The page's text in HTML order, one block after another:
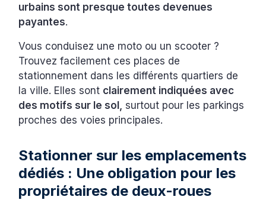
urbains sont presque toutes devenues
payantes.
Vous conduisez une moto ou un scooter ?
Trouvez facilement ces places de
stationnement dans les différents quartiers de
la ville. Elles sont clairement indiquées avec
des motifs sur le sol, surtout pour les parkings
proches des voies principales.
Stationner sur les emplacements
dédiés : Une obligation pour les
propriétaires de deux-roues